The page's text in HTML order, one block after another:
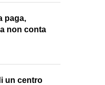
paga,
non conta
un centro